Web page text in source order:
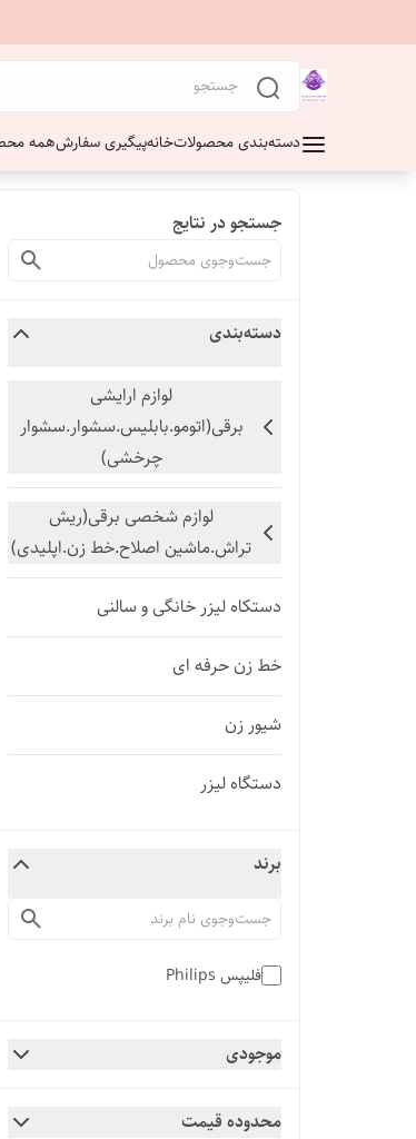
دسته‌بندی محصولاتخانهپیگیری سفارشهمه
جستجو در نتایج
دسته‌بندی
لوازم ارایشی
برقی(اتومو.بابلیس.سشوار.سشوار
چرخشی)
لوازم شخصی برقی(ریش
تراش.ماشین اصلاح.خط زن.اپلیدی)
دستکاه لیزر خانگی و سالنی
خط زن حرفه ای
شیور زن
دستگاه لیزر
برند
فلیپس Philips
موجودی
محدوده قیمت